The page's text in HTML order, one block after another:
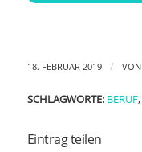
18. FEBRUAR 2019 / VON
SCHLAGWORTE: BERUF,
Eintrag teilen